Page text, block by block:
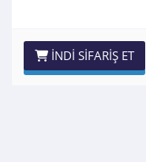
İNDI SIFARIŞ ET